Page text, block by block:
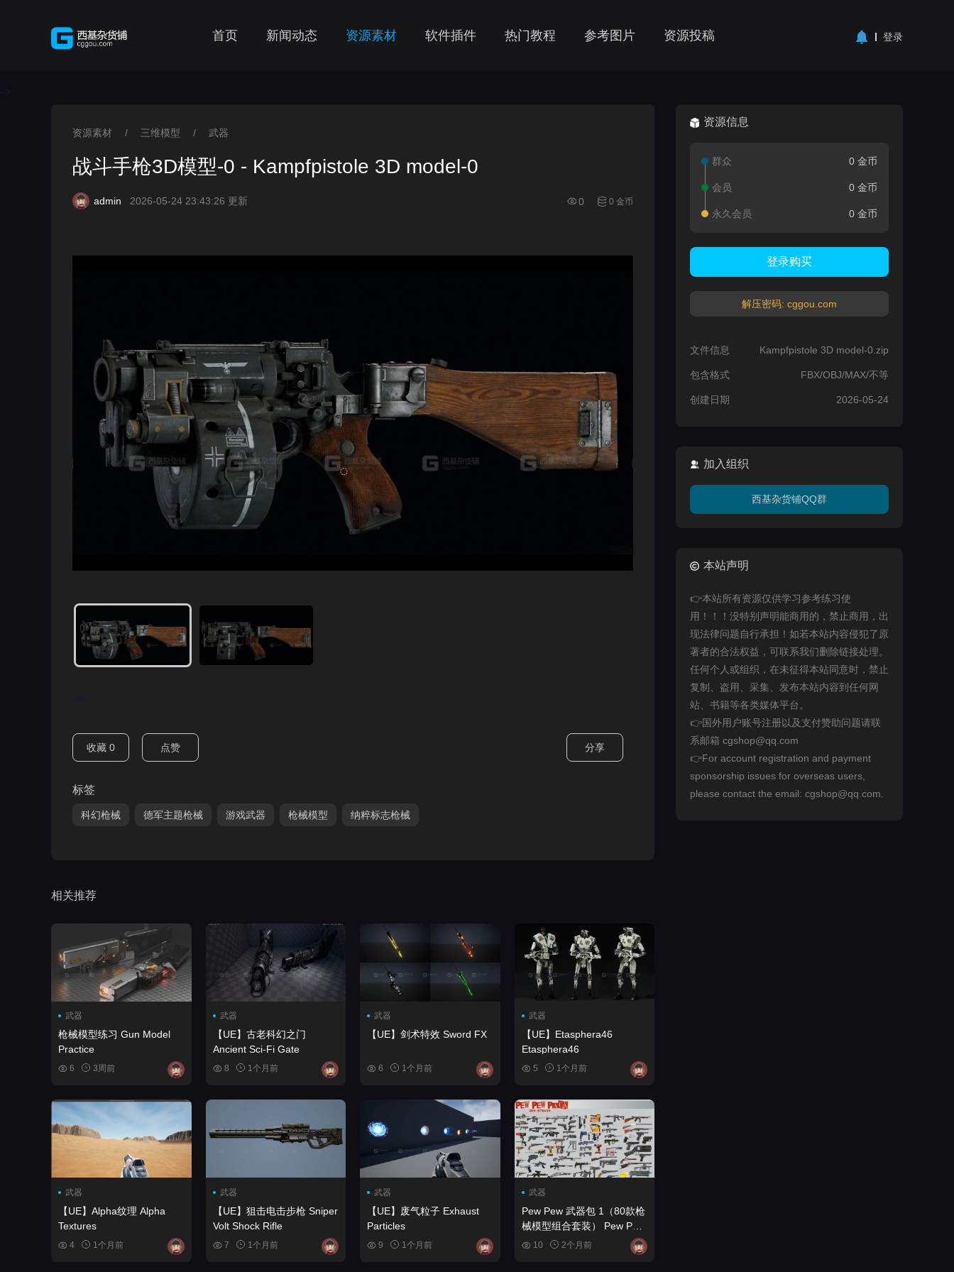
首页 新闻动态 资源素材 软件插件 热门教程 参考图片 资源投稿 登录
-->
资源素材 / 三维模型 / 武器
战斗手枪3D模型-0 - Kampfpistole 3D model-0
admin 2026-05-24 23:43:26 更新 0 0 金币
收藏 0 点赞 分享
标签
科幻枪械 德军主题枪械 游戏武器 枪械模型 纳粹标志枪械
相关推荐
武器
枪械模型练习 Gun Model
Practice
6 3周前
武器
【UE】古老科幻之门
Ancient Sci-Fi Gate
8 1个月前
武器
【UE】剑术特效 Sword FX
6 1个月前
武器
【UE】Etasphera46
Etasphera46
5 1个月前
武器
【UE】Alpha纹理 Alpha
Textures
4 1个月前
武器
【UE】狙击电击步枪 Sniper
Volt Shock Rifle
7 1个月前
武器
【UE】废气粒子 Exhaust
Particles
9 1个月前
武器
Pew Pew 武器包 1（80款枪
械模型组合套装） Pew Pew
pack 1 (80 gun kitbash set)
10 2个月前
资源信息
群众 0 金币
会员 0 金币
永久会员 0 金币
登录购买
解压密码: cggou.com
文件信息 Kampfpistole 3D model-0.zip
包含格式 FBX/OBJ/MAX/不等
创建日期 2026-05-24
加入组织
西基杂货铺QQ群
本站声明
👉本站所有资源仅供学习参考练习使
用！！！没特别声明能商用的，禁止商用，出
现法律问题自行承担！如若本站内容侵犯了原
著者的合法权益，可联系我们删除链接处理。
任何个人或组织，在未征得本站同意时，禁止
复制、盗用、采集、发布本站内容到任何网
站、书籍等各类媒体平台。
👉国外用户账号注册以及支付赞助问题请联
系邮箱 cgshop@qq.com
👉For account registration and payment
sponsorship issues for overseas users,
please contact the email: cgshop@qq.com.